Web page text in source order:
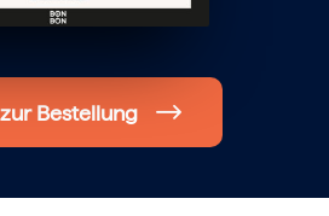
Gutscheine gilt:
Geschenk für alle Anlässe
Bestellung